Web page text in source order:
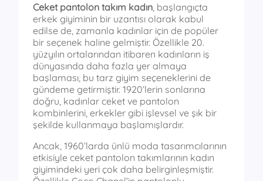
Ceket pantolon takım kadın , başlangıçta
erkek giyiminin bir uzantısı olarak kabul
edilse de, zamanla kadınlar için de popüler
bir seçenek haline gelmiştir. Özellikle 20.
yüzyılın ortalarından itibaren kadınların iş
dünyasında daha fazla yer almaya
başlaması, bu tarz giyim seçeneklerini de
gündeme getirmiştir. 1920’lerin sonlarına
doğru, kadınlar ceket ve pantolon
kombinlerini, erkekler gibi işlevsel ve şık bir
şekilde kullanmaya başlamışlardır.
Ancak, 1960’larda ünlü moda tasarımcılarının
etkisiyle ceket pantolon takımlarının kadın
giyimindeki yeri çok daha belirginleşmiştir.